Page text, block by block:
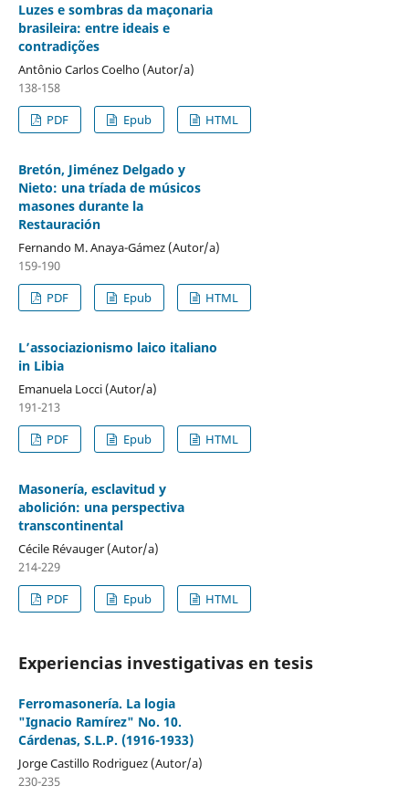
Luzes e sombras da maçonaria
brasileira: entre ideais e
contradições
Antônio Carlos Coelho (Autor/a)
138-158
PDF
Epub HTML
Bretón, Jiménez Delgado y
Nieto: una tríada de músicos
masones durante la
Restauración
Fernando M. Anaya-Gámez (Autor/a)
159-190
PDF
Epub HTML
L’associazionismo laico italiano
in Libia
Emanuela Locci (Autor/a)
191-213
PDF
Epub HTML
Masonería, esclavitud y
abolición: una perspectiva
transcontinental
Cécile Révauger (Autor/a)
214-229
PDF
Epub HTML
Experiencias investigativas en tesis
Ferromasonería. La logia
"Ignacio Ramírez" No. 10.
Cárdenas, S.L.P. (1916-1933)
Jorge Castillo Rodriguez (Autor/a)
230-235